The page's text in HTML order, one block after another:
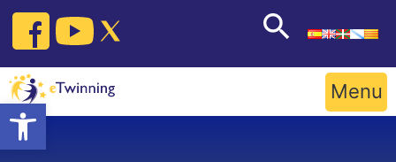
Open toolbar
Skip
content
Menu